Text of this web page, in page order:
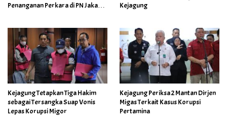
Penanganan Perkara di PN Jakarta
Kejagung
Kejagung Tetapkan Tiga Hakim
sebagai Tersangka Suap Vonis
Lepas Korupsi Migor
Kejagung Periksa 2 Mantan Dirjen
Migas Terkait Kasus Korupsi
Pertamina